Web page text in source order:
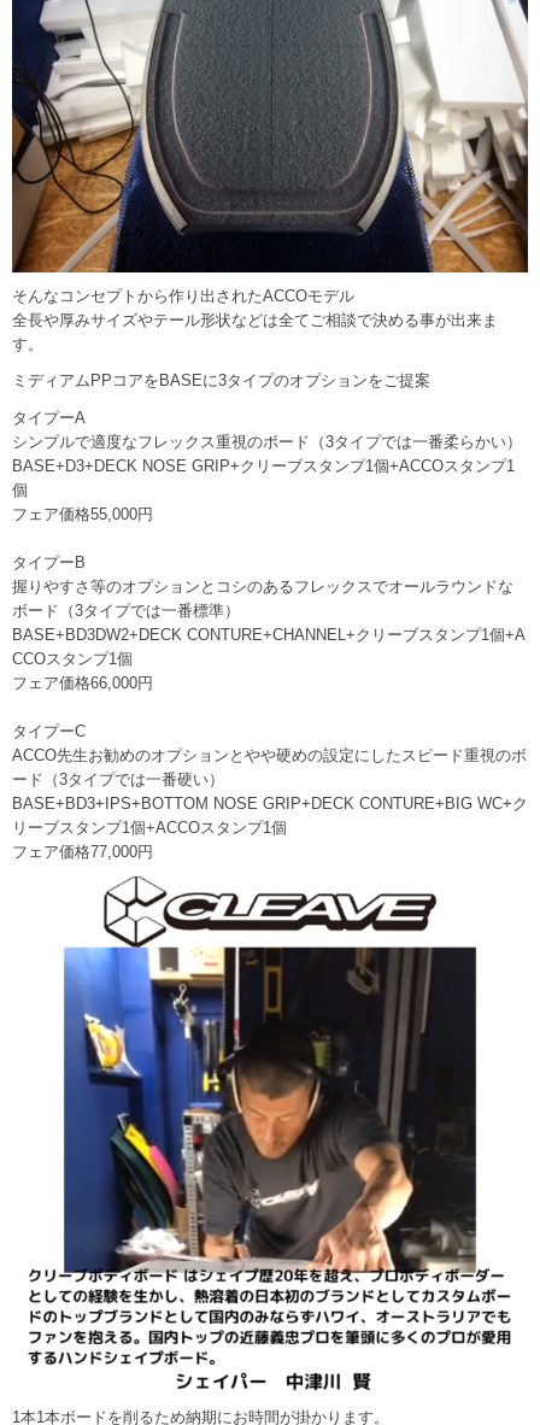
そんなコンセプトから作り出されたACCOモデル
全長や厚みサイズやテール形状などは全てご相談で決める事が出来ま
す。
ミディアムPPコアをBASEに3タイプのオプションをご提案
タイプーA
シンプルで適度なフレックス重視のボード（3タイプでは一番柔らかい）
BASE+D3+DECK NOSE GRIP+クリーブスタンプ1個+ACCOスタンプ1
個
フェア価格55,000円
タイプーB
握りやすさ等のオプションとコシのあるフレックスでオールラウンドな
ボード（3タイプでは一番標準）
BASE+BD3DW2+DECK CONTURE+CHANNEL+クリーブスタンプ1個+A
CCOスタンプ1個
フェア価格66,000円
タイプーC
ACCO先生お勧めのオプションとやや硬めの設定にしたスピード重視のボ
ード（3タイプでは一番硬い）
BASE+BD3+IPS+BOTTOM NOSE GRIP+DECK CONTURE+BIG WC+ク
リーブスタンプ1個+ACCOスタンプ1個
フェア価格77,000円
1本1本ボードを削るため納期にお時間が掛かります。